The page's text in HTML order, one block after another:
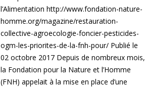
l’Alimentation http://www.fondation-nature-
homme.org/magazine/restauration-
collective-agroecologie-foncier-pesticides-
ogm-les-priorites-de-la-fnh-pour/ Publié le
02 octobre 2017 Depuis de nombreux mois,
la Fondation pour la Nature et l’Homme
(FNH) appelait à la mise en place d’une